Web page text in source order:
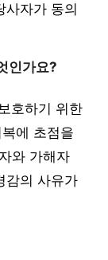
사자가 동의
인가요?
호하기 위한
에 초점을
와 가해자
감의 사유가